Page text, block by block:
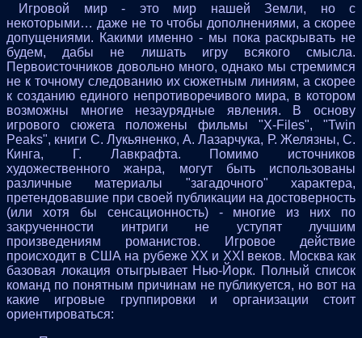
Игровой мир - это мир нашей Земли, но с
некоторыми… даже не то чтобы дополнениями, а скорее
допущениями. Какими именно - мы пока раскрывать не
будем, дабы не лишать игру всякого смысла.
Первоисточников довольно много, однако мы стремимся
не к точному следованию их сюжетным линиям, а скорее
к созданию единого непротиворечивого мира, в котором
возможны многие незаурядные явления. В основу
игрового сюжета положены фильмы "X-Files", "Twin
Peaks", книги С. Лукьяненко, А. Лазарчука, Р. Желязны, С.
Кинга, Г. Лавкрафта. Помимо источников
художественного жанра, могут быть использованы
различные материалы "загадочного" характера,
претендовавшие при своей публикации на достоверность
(или хотя бы сенсационность) - многие из них по
закрученности интриги не уступят лучшим
произведениям романистов. Игровое действие
происходит в США на рубеже XX и XXI веков. Москва как
базовая локация отыгрывает Нью-Йорк. Полный список
команд по понятным причинам не публикуется, но вот на
какие игровые группировки и организации стоит
ориентироваться: